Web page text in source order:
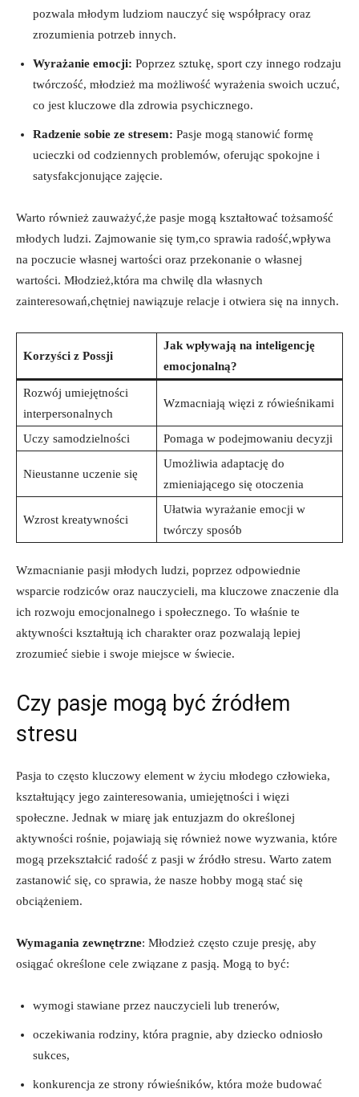
pozwala ‌młodym ludziom nauczyć się współpracy oraz
zrozumienia potrzeb innych.
Wyrażanie ⁤emocji: Poprzez sztukę, sport czy innego rodzaju
twórczość, młodzież ⁢ma możliwość ⁣wyrażenia swoich uczuć,
co jest kluczowe⁣ dla zdrowia​ psychicznego.
Radzenie⁣ sobie ze stresem: Pasje mogą stanowić formę
ucieczki od codziennych problemów, oferując spokojne i
satysfakcjonujące zajęcie.
Warto również zauważyć,że pasje‌ mogą kształtować tożsamość
młodych ludzi. Zajmowanie⁤ się tym,co sprawia⁤ radość,wpływa
na poczucie własnej wartości oraz przekonanie o własnej
wartości. Młodzież,która ma chwilę dla własnych
zainteresowań,chętniej nawiązuje relacje ‍i otwiera się na innych.
Korzyści z Possji
Jak wpływają na inteligencję⁤
emocjonalną?
Rozwój umiejętności
interpersonalnych
Wzmacniają więzi z rówieśnikami
Uczy‌ samodzielności Pomaga w podejmowaniu decyzji
Nieustanne uczenie się
Umożliwia adaptację do
zmieniającego się otoczenia
Wzrost kreatywności
Ułatwia wyrażanie ⁣emocji w⁢
twórczy ⁤sposób
Wzmacnianie⁤ pasji młodych​ ludzi, poprzez odpowiednie
wsparcie rodziców oraz​ nauczycieli, ma kluczowe znaczenie​ dla
⁢ich rozwoju emocjonalnego i‍ społecznego. To właśnie te
‍aktywności kształtują ich charakter oraz pozwalają lepiej
zrozumieć siebie ⁣i ⁢swoje miejsce w świecie.
Czy pasje mogą być źródłem
stresu
Pasja to często kluczowy‌ element w życiu młodego człowieka,
kształtujący jego zainteresowania, umiejętności i⁢ więzi
społeczne. Jednak ⁤w miarę jak entuzjazm do określonej
aktywności rośnie, pojawiają się‍ również nowe wyzwania,‍ które
mogą przekształcić radość z pasji w⁤ źródło stresu. Warto zatem‌
zastanowić się, co sprawia, że nasze hobby mogą ​stać‌ się
obciążeniem.
Wymagania zewnętrzne: Młodzież‌ często czuje presję, aby
osiągać określone cele związane z pasją. ⁣Mogą to być:
wymogi stawiane przez nauczycieli⁤ lub⁣ trenerów,
oczekiwania rodziny, która pragnie, ​aby dziecko odniosło
sukces,
konkurencja ⁤ze strony rówieśników, która może budować